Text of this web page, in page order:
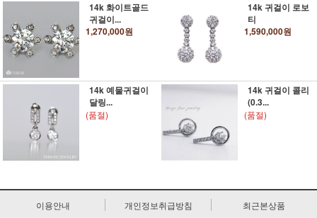
14k 화이트골드
귀걸이...
1,270,000원
14k 귀걸이 로보
티
1,590,000원
14k 예물귀걸이
달링...
(품절)
14k 귀걸이 콜리
(0.3...
(품절)
이용안내 개인정보취급방침 최근본상품